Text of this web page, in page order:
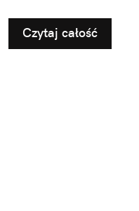
Czytaj całość